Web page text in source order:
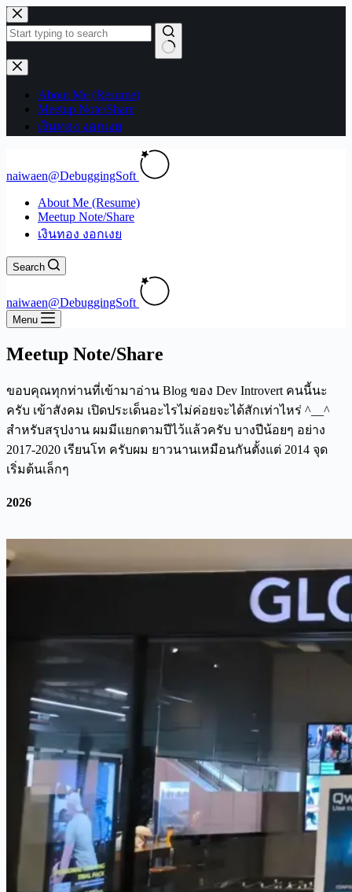
Skip
to
content
No
results
About Me (Resume)
Meetup Note/Share
เงินทอง งอกเงย
naiwaen@DebuggingSoft
About Me (Resume)
Meetup Note/Share
เงินทอง งอกเงย
Search
naiwaen@DebuggingSoft
Menu
Meetup Note/Share
ขอบคุณทุกท่านที่เข้ามาอ่าน Blog ของ Dev Introvert คนนี้นะ
ครับ เข้าสังคม เปิดประเด็นอะไรไม่ค่อยจะได้สักเท่าไหร่ ^__^
สำหรับสรุปงาน ผมมีแยกตามปีไว้แล้วครับ บางปีน้อยๆ อย่าง
2017-2020 เรียนโท ครับผม ยาวนานเหมือนกันตั้งแต่ 2014 จุด
เริ่มต้นเล็กๆ
2026